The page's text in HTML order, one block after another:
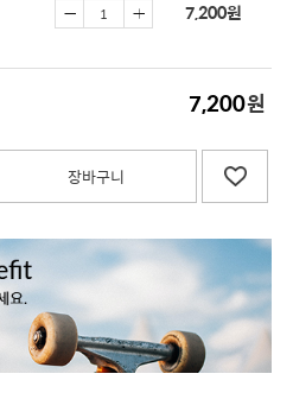
7,200원
7,200원
장바구니